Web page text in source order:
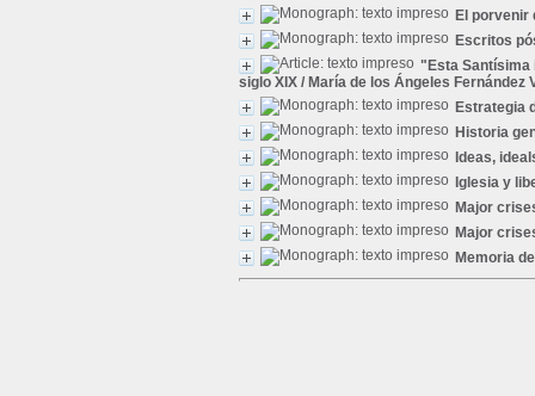
El porvenir
Escritos
"Esta Santísima
siglo XIX / María de los Ángeles Fernández
Estrategia
Historia
Ideas,
Iglesia y
Major
Major
Memoria